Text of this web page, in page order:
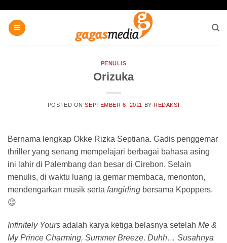
content
PENULIS
Orizuka
POSTED ONSEPTEMBER 6, 2011 BY REDAKSI
Bernama lengkap Okke Rizka Septiana. Gadis penggemar
thriller yang senang mempelajari berbagai bahasa asing
ini lahir di Palembang dan besar di Cirebon. Selain
menulis, di waktu luang ia gemar membaca, menonton,
mendengarkan musik serta fangirling bersama Kpoppers.
😉
Infinitely Yours adalah karya ketiga belasnya setelah Me &
My Prince Charming, Summer Breeze, Duhh… Susahnya